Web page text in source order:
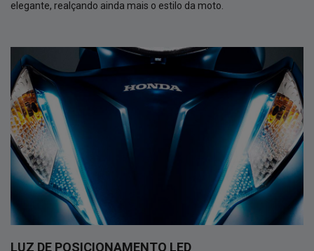
elegante, realçando ainda mais o estilo da moto.
LUZ DE POSICIONAMENTO LED